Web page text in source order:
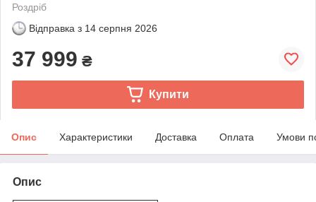
Роздріб
Відправка з 14 серпня 2026
37 999 ₴
Купити
Опис Характеристики Доставка Оплата Умови
Опис